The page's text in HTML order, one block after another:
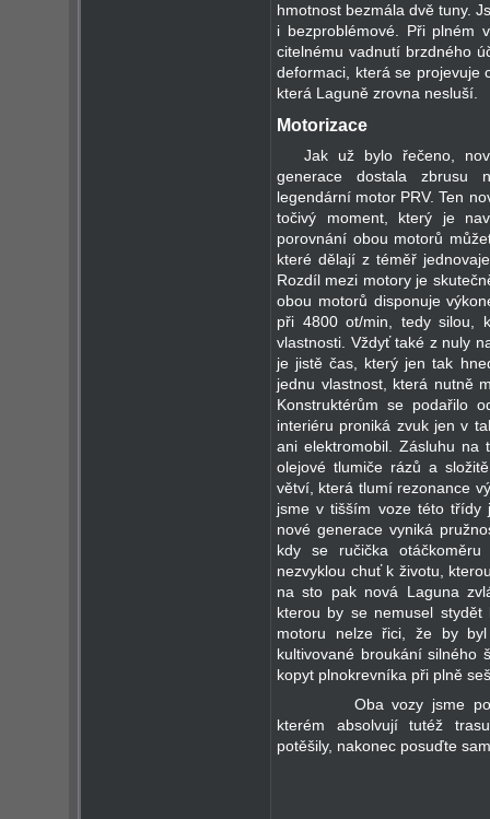
hmotnost bezmála dvě tuny.
i bezproblémové. Při plném
citelnému vadnutí brzdného
deformaci, která se projevuje
která Laguně zrovna nesluší.
Motorizace
Jak už bylo řečeno,
generace dostala zbrusu
legendární motor PRV. Ten
točivý moment, který je
porovnání obou motorů
které dělají z téměř
Rozdíl mezi motory je
obou motorů disponuje
při 4800 ot/min, tedy silou,
vlastnosti. Vždyť také z nuly
je jistě čas, který jen tak
jednu vlastnost, která nutně
Konstruktérům se podařilo
interiéru proniká zvuk jen v
ani elektromobil. Zásluhu
olejové tlumiče rázů a
větví, která tlumí rezonance
jsme v tišším voze této třídy
nové generace vyniká
kdy se ručička
nezvyklou chuť k životu,
na sto pak nová Laguna
kterou by se nemusel stydět
motoru nelze řici, že by
kultivované broukání silného
kopyt plnokrevníka při plně
Oba vozy jsme
kterém absolvují tutéž
potěšily, nakonec posuďte